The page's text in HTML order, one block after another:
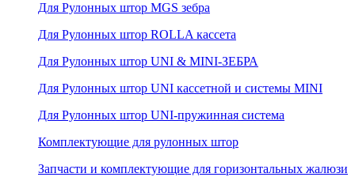
Для Рулонных штор MGS зебра
Для Рулонных штор ROLLA кассета
Для Рулонных штор UNI & MINI-ЗЕБРА
Для Рулонных штор UNI кассетной и системы MINI
Для Рулонных штор UNI-пружинная система
Комплектующие для рулонных штор
Запчасти и комплектующие для горизонтальных жалюзи